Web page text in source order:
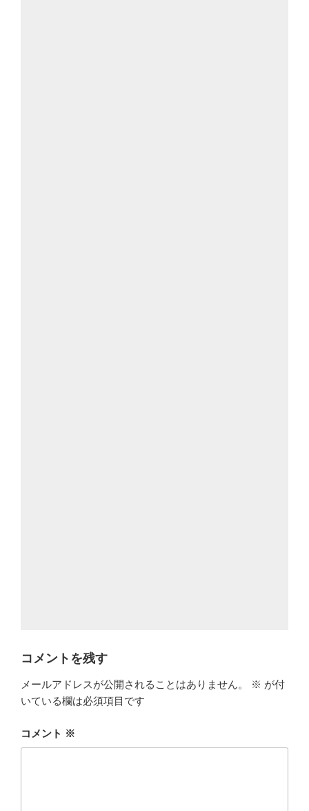
コメントを残す
メールアドレスが公開されることはありません。 ※ が付
いている欄は必須項目です
コメント ※